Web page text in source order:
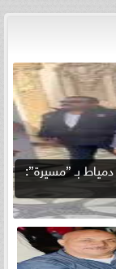
بـ ”مسيرة”: